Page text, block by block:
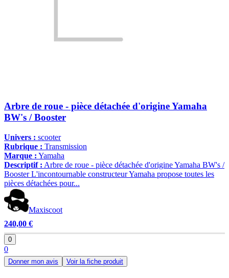
Arbre de roue - pièce détachée d'origine Yamaha
BW's / Booster
Univers : scooter
Rubrique : Transmission
Marque : Yamaha
Descriptif : Arbre de roue - pièce détachée d'origine Yamaha BW's /
Booster L'incontournable constructeur Yamaha propose toutes les
pièces détachées pour...
Maxiscoot
240,00 €
0
0
Donner mon avis Voir la fiche produit